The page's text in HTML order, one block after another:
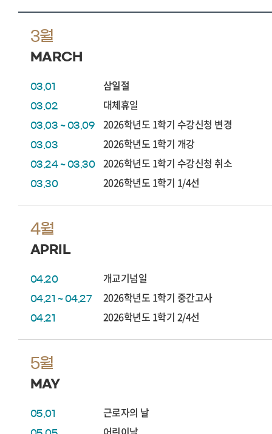
3월
MARCH
03.01 삼일절
03.02 대체휴일
03.03 ~ 03.09 2026학년도 1학기 수강신청 변경
03.03 2026학년도 1학기 개강
03.24 ~ 03.30 2026학년도 1학기 수강신청 취소
03.30 2026학년도 1학기 1/4선
4월
APRIL
04.20 개교기념일
04.21 ~ 04.27 2026학년도 1학기 중간고사
04.21 2026학년도 1학기 2/4선
5월
MAY
05.01 근로자의 날